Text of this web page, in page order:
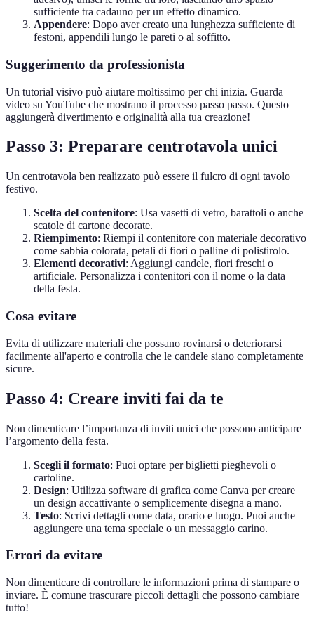
sufficiente tra cadauno per un effetto dinamico.
Appendere: Dopo aver creato una lunghezza sufficiente di
festoni, appendili lungo le pareti o al soffitto.
Suggerimento da professionista
Un tutorial visivo può aiutare moltissimo per chi inizia. Guarda
video su YouTube che mostrano il processo passo passo. Questo
aggiungerà divertimento e originalità alla tua creazione!
Passo 3: Preparare centrotavola unici
Un centrotavola ben realizzato può essere il fulcro di ogni tavolo
festivo.
Scelta del contenitore: Usa vasetti di vetro, barattoli o anche
scatole di cartone decorate.
Riempimento: Riempi il contenitore con materiale decorativo
come sabbia colorata, petali di fiori o palline di polistirolo.
Elementi decorativi: Aggiungi candele, fiori freschi o
artificiale. Personalizza i contenitori con il nome o la data
della festa.
Cosa evitare
Evita di utilizzare materiali che possano rovinarsi o deteriorarsi
facilmente all'aperto e controlla che le candele siano completamente
sicure.
Passo 4: Creare inviti fai da te
Non dimenticare l’importanza di inviti unici che possono anticipare
l’argomento della festa.
Scegli il formato: Puoi optare per biglietti pieghevoli o
cartoline.
Design: Utilizza software di grafica come Canva per creare
un design accattivante o semplicemente disegna a mano.
Testo: Scrivi dettagli come data, orario e luogo. Puoi anche
aggiungere una tema speciale o un messaggio carino.
Errori da evitare
Non dimenticare di controllare le informazioni prima di stampare o
inviare. È comune trascurare piccoli dettagli che possono cambiare
tutto!